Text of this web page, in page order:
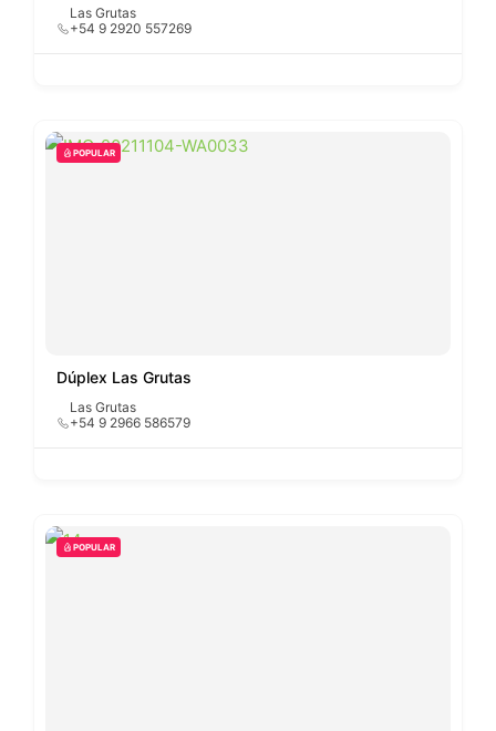
Las Grutas
+54 9 2920 557269
POPULAR
Dúplex Las Grutas
Las Grutas
+54 9 2966 586579
POPULAR